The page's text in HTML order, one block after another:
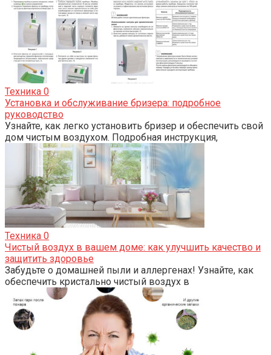
Техника 0
Установка и обслуживание бризера: подробное
руководство
Узнайте, как легко установить бризер и обеспечить свой
дом чистым воздухом. Подробная инструкция,
Техника 0
Чистый воздух в вашем доме: как улучшить качество и
защитить здоровье
Забудьте о домашней пыли и аллергенах! Узнайте, как
обеспечить кристально чистый воздух в